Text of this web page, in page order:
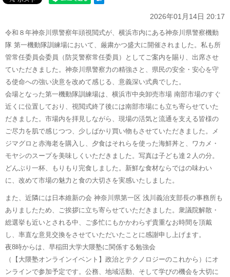
2026年01月14日 20:17
令和８年神奈川県警察年頭視閲式が、横浜市内にある神奈川県警察機動
隊 第一機動隊訓練場において、厳粛かつ盛大に開催されました。私も所
管常任委員会委員（防災警察常任委員）としてご案内を賜り、出席させ
ていただきました。神奈川県警察力の精強さと、県民の安全・安心を守
る使命への強い決意を改めて感じる、意義深い式典でした。
会場となった第一機動隊訓練場は、横浜市中央卸売市場 南部市場のすぐ
近くに位置しており、視閲式終了後には南部市場にも立ち寄らせていた
だきました。市場内を拝見しながら、現場の活気と流通を支える皆様の
ご尽力を肌で感じつつ、少しばかり買い物もさせていただきました。メ
ジマグロと赤海老を購入し、夕食はそれらを使った海鮮丼と、ワカメ・
モヤシのスープを美味しくいただきました。写真は子ども達２人の分。
どんぶり一杯、もりもり完食しました。新鮮な食材ならではの味わい
に、改めて市場の魅力と食の大切さを実感いたしました。
また、近隣には日本維新の会 神奈川県第一区 浅川義治支部長の事務所も
ありましたため、ご挨拶に立ち寄らせていただきました。衆議院解散・
総選挙も近いとされる中、ご多忙にもかかわらず貴重なお時間を頂戴
し、率直な意見交換をさせていただいたことに感謝申し上げます。
夜8時からは、早稲田大学大隈塾に関係する勉強会
（【大隈塾オンラインイベント】政治とテクノロジーのこれから）にオ
ンラインで参加予定です。公務、地域活動、そして学びの機会を大切に